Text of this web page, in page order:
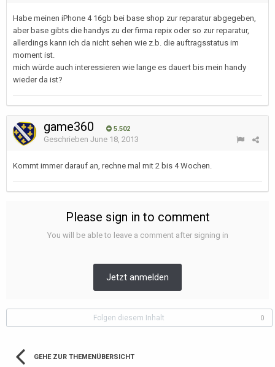
Habe meinen iPhone 4 16gb bei base shop zur reparatur abgegeben,
aber base gibts die handys zu der firma repix oder so zur reparatur,
allerdings kann ich da nicht sehen wie z.b. die auftragsstatus im
moment ist.
mich würde auch interessieren wie lange es dauert bis mein handy
wieder da ist?
game360 5.502
Geschrieben June 18, 2013
Kommt immer darauf an, rechne mal mit 2 bis 4 Wochen.
Please sign in to comment
You will be able to leave a comment after signing in
Jetzt anmelden
Folgen diesem Inhalt 0
GEHE ZUR THEMENÜBERSICHT